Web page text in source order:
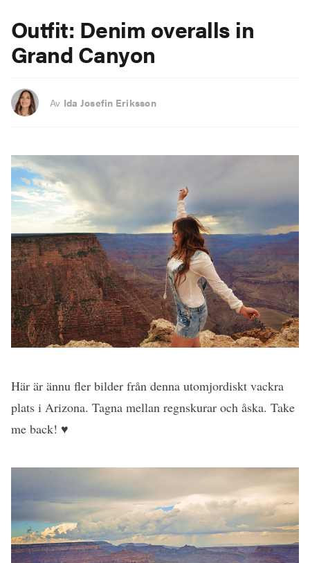
Outfit: Denim overalls in
Grand Canyon
Av Ida Josefin Eriksson
Här är ännu fler bilder från denna utomjordiskt vackra
plats i Arizona. Tagna mellan regnskurar och åska. Take
me back! ♥